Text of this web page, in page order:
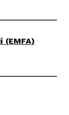
(EMFA)